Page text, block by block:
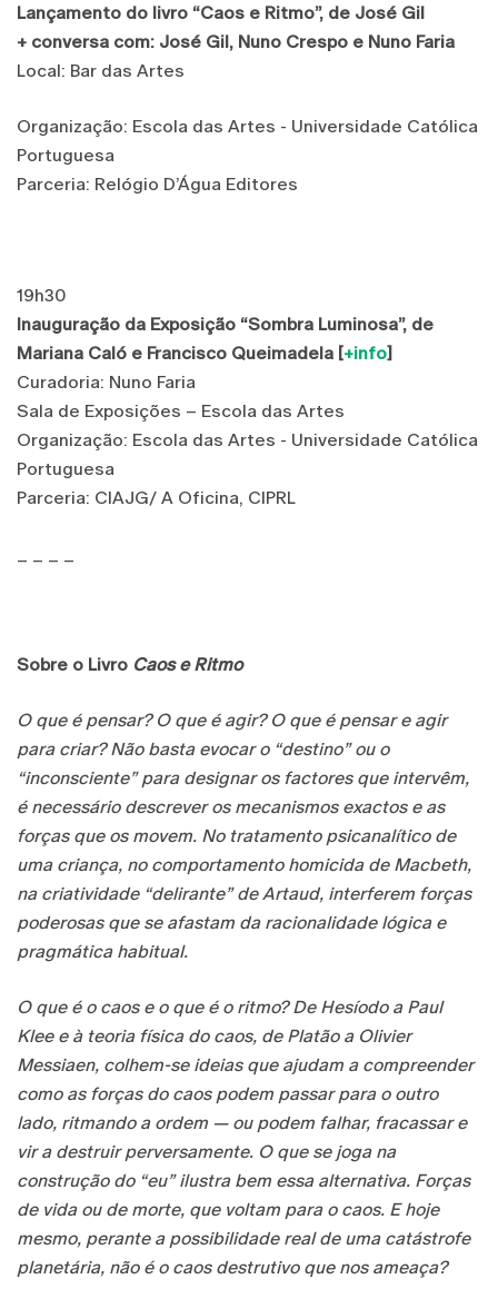
Lançamento do livro “Caos e Ritmo”, de José Gil
+ conversa com: José Gil, Nuno Crespo e Nuno Faria
Local: Bar das Artes
Organização: Escola das Artes - Universidade Católica
Portuguesa
Parceria: Relógio D’Água Editores
19h30
Inauguração da Exposição “Sombra Luminosa”, de
Mariana Caló e Francisco Queimadela [+info]
Curadoria: Nuno Faria
Sala de Exposições – Escola das Artes
Organização: Escola das Artes - Universidade Católica
Portuguesa
Parceria: CIAJG/ A Oficina, CIPRL
Sobre o Livro Caos e Ritmo
O que é pensar? O que é agir? O que é pensar e agir
para criar? Não basta evocar o “destino” ou o
“inconsciente” para designar os factores que intervêm,
é necessário descrever os mecanismos exactos e as
forças que os movem. No tratamento psicanalítico de
uma criança, no comportamento homicida de Macbeth,
na criatividade “delirante” de Artaud, interferem forças
poderosas que se afastam da racionalidade lógica e
pragmática habitual.
O que é o caos e o que é o ritmo? De Hesíodo a Paul
Klee e à teoria física do caos, de Platão a Olivier
Messiaen, colhem-se ideias que ajudam a compreender
como as forças do caos podem passar para o outro
lado, ritmando a ordem — ou podem falhar, fracassar e
vir a destruir perversamente. O que se joga na
construção do “eu” ilustra bem essa alternativa. Forças
de vida ou de morte, que voltam para o caos. E hoje
mesmo, perante a possibilidade real de uma catástrofe
planetária, não é o caos destrutivo que nos ameaça?